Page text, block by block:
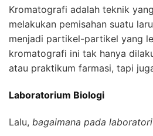
Kromatografi adalah teknik
melakukan pemisahan suatu
menjadi partikel-partikel yang
kromatografi ini tak hanya
atau praktikum farmasi, tapi
Laboratorium Biologi
Lalu, bagaimana pada